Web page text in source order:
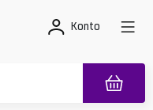
Konto